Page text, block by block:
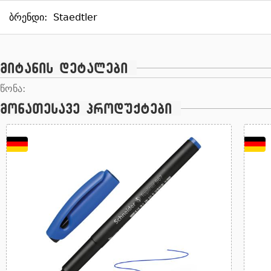
ბრენდი: Staedtler
მიტანის დეტალები
წონა:
მონათესავე პროდუქტები